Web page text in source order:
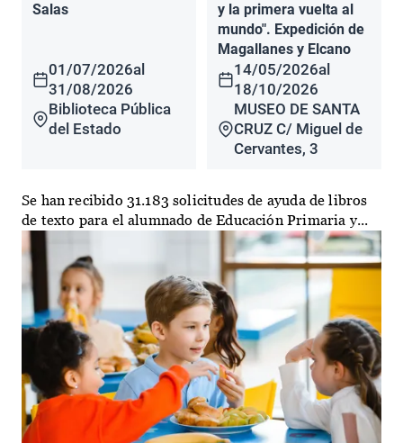
Salas
01/07/2026al
31/08/2026
Biblioteca Pública
del Estado
y la primera vuelta al
mundo". Expedición de
Magallanes y Elcano
14/05/2026al
18/10/2026
MUSEO DE SANTA
CRUZ C/ Miguel de
Cervantes, 3
Se han recibido 31.183 solicitudes de ayuda de libros
de texto para el alumnado de Educación Primaria y...